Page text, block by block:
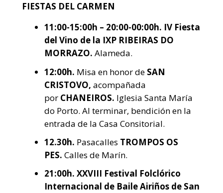
FIESTAS DEL CARMEN
11:00-15:00h – 20:00-00:00h. IV Fiesta
del Vino de la IXP RIBEIRAS DO
MORRAZO. Alameda.
12:00h. Misa en honor de SAN
CRISTOVO, acompañada
por CHANEIROS. Iglesia Santa María
do Porto. Al terminar, bendición en la
entrada de la Casa Consitorial.
12.30h. Pasacalles TROMPOS OS
PES. Calles de Marín.
21:00h. XXVIII Festival Folclórico
Internacional de Baile Airiños de San